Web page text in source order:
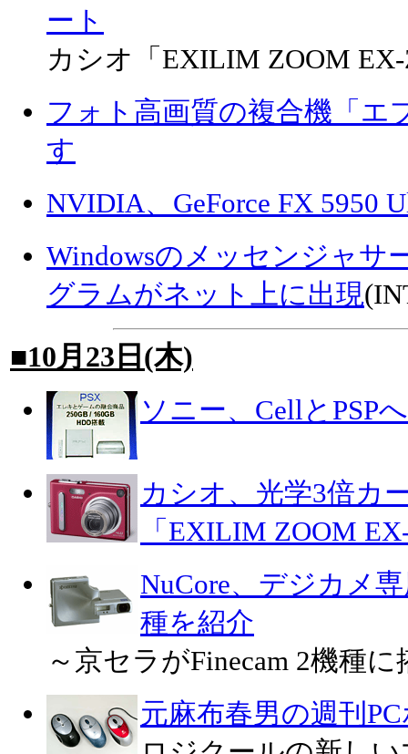
ート
カシオ「EXILIM ZOOM
フォト高画質の複合機「エ
す
NVIDIA、GeForce FX 5950
Windowsのメッセンジャサ
グラムがネット上に出現
■10月23日(木)
ソニー、CellとPSP
カシオ、光学3倍カ
「EXILIM ZOOM
NuCore、デジカメ
種を紹介
～京セラがFinecam 2機種に
元麻布春男の週刊